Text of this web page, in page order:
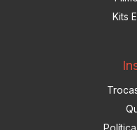
Kits